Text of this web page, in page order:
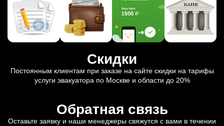
Скидки
Постоянным клиентам при заказе на сайте скидки на тарифы
услуги эвакуатора по Москве и области до 20%
Обратная связь
Оставьте заявку и наши менеджеры свяжутся с вами в течении